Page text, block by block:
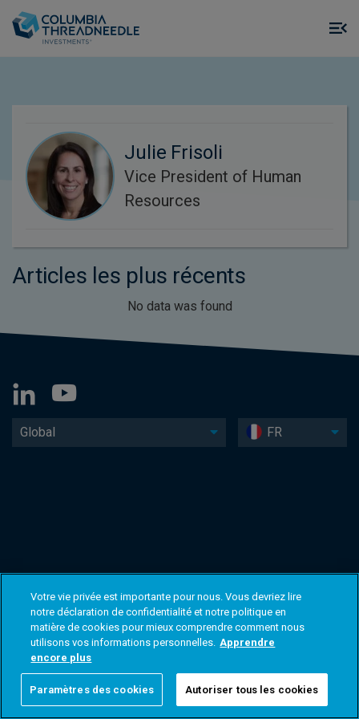
Julie Frisoli
Vice President of Human
Resources
Articles les plus récents
No data was found
Global FR
Votre vie privée est importante pour nous. Vous devriez lire
notre déclaration de confidentialité et notre politique en
matière de cookies pour mieux comprendre comment nous
utilisons vos informations personnelles. Apprendre
encore plus
Paramètres des cookies Autoriser tous les cookies